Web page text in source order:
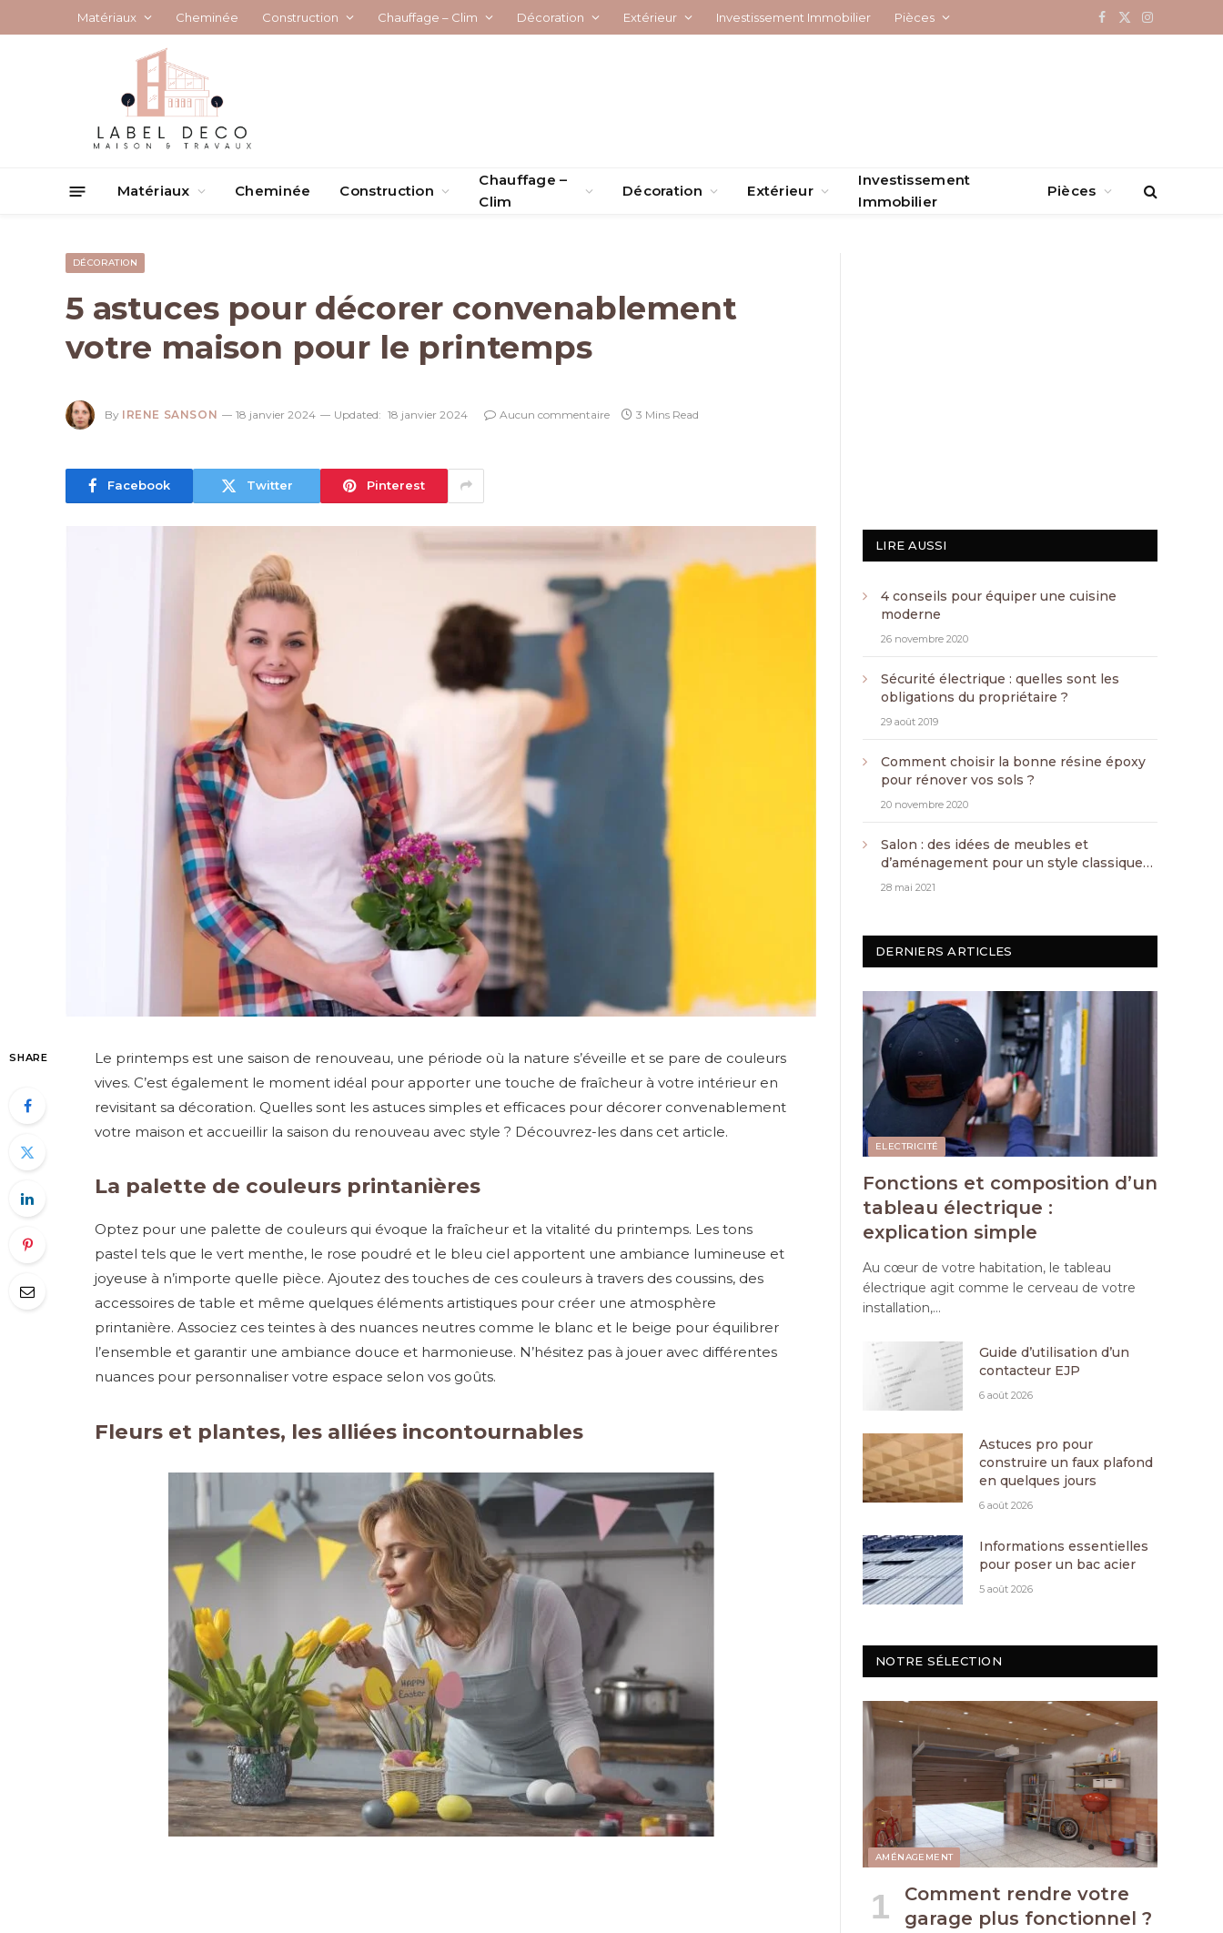
Matériaux Cheminée Construction Chauffage – Clim Décoration Extérieur Investissement Immobilier Pièces Facebook
X
Instagram
Matériaux Cheminée Construction
Chauffage –
Clim
Décoration Extérieur
Investissement
Immobilier
Pièces
DÉCORATION
5 astuces pour décorer convenablement
votre maison pour le printemps
By IRENE SANSON 18 janvier 2024 Updated: 18 janvier 2024 Aucun commentaire 3 Mins Read
Facebook Twitter Pinterest
SHARE
Le printemps est une saison de renouveau, une période où la nature s’éveille et se pare de couleurs
vives. C’est également le moment idéal pour apporter une touche de fraîcheur à votre intérieur en
revisitant sa décoration. Quelles sont les astuces simples et efficaces pour décorer convenablement
votre maison et accueillir la saison du renouveau avec style ? Découvrez-les dans cet article.
La palette de couleurs printanières
Optez pour une palette de couleurs qui évoque la fraîcheur et la vitalité du printemps. Les tons
pastel tels que le vert menthe, le rose poudré et le bleu ciel apportent une ambiance lumineuse et
joyeuse à n’importe quelle pièce. Ajoutez des touches de ces couleurs à travers des coussins, des
accessoires de table et même quelques éléments artistiques pour créer une atmosphère
printanière. Associez ces teintes à des nuances neutres comme le blanc et le beige pour équilibrer
l’ensemble et garantir une ambiance douce et harmonieuse. N’hésitez pas à jouer avec différentes
nuances pour personnaliser votre espace selon vos goûts.
Fleurs et plantes, les alliées incontournables
LIRE AUSSI
4 conseils pour équiper une cuisine
moderne
26 novembre 2020
Sécurité électrique : quelles sont les
obligations du propriétaire ?
29 août 2019
Comment choisir la bonne résine époxy
pour rénover vos sols ?
20 novembre 2020
Salon : des idées de meubles et
d’aménagement pour un style classique
chic
28 mai 2021
DERNIERS ARTICLES
ELECTRICITÉ
Fonctions et composition d’un
tableau électrique :
explication simple
Au cœur de votre habitation, le tableau
électrique agit comme le cerveau de votre
installation,…
Guide d’utilisation d’un
contacteur EJP
6 août 2026
Astuces pro pour
construire un faux plafond
en quelques jours
6 août 2026
Informations essentielles
pour poser un bac acier
5 août 2026
NOTRE SÉLECTION
AMÉNAGEMENT
Comment rendre votre
garage plus fonctionnel ?